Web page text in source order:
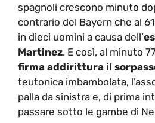
spagnoli crescono minuto
contrario del Bayern che al
in dieci uomini a causa dell’
Martinez. E così, al minuto
firma addirittura il
teutonica imbambolata,
palla da sinistra e, di prima
passare sotto le gambe di